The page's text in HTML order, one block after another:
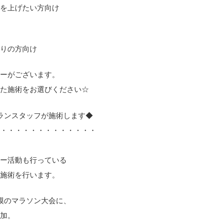
上げたい方向け
の方向け
がございます。
施術をお選びください☆
ンスタッフが施術します◆
・・・・・・・・・・・・
活動も行っている
術を行います。
マラソン大会に、
。